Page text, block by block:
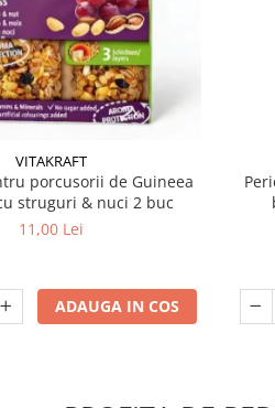
VITAKRAFT
porcusorii de Guineea
struguri & nuci 2 buc
11,00 Lei
ADAUGA IN COS